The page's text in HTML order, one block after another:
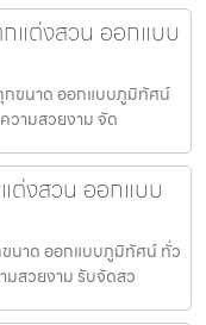
แต่งสวน ออกแบบ
กขนาด ออกแบบภูมิทัศน์
วามสวยงาม จัด
ต่งสวน ออกแบบ
นาด ออกแบบภูมิทัศน์ ทั่ว
มสวยงาม รับจัดสว